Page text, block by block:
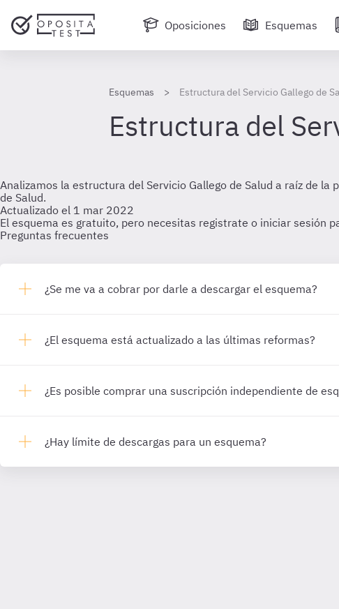
Oposiciones Esquemas
Esquemas Estructura del Servicio Gallego de
Estructura del
Analizamos la estructura del Servicio Gallego de Salud a raíz de
de Salud.
Actualizado el 1 mar 2022
El esquema es gratuito, pero necesitas registrate o iniciar sesión
Preguntas frecuentes
¿Se me va a cobrar por darle a descargar el esquema?
¿El esquema está actualizado a las últimas reformas?
¿Es posible comprar una suscripción independiente de
¿Hay límite de descargas para un esquema?